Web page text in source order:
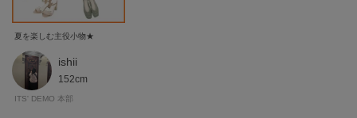
夏を楽しむ主役小物★
ishii
152cm
ITS' DEMO 本部